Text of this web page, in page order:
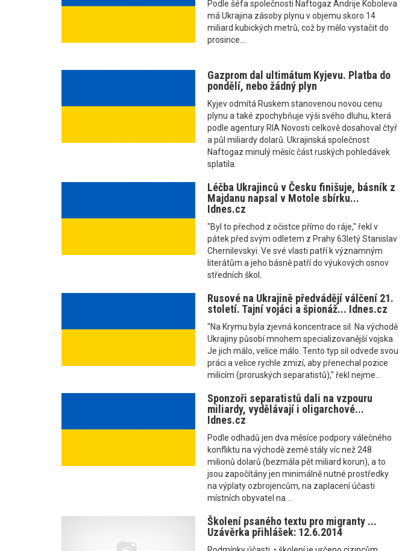
Podle šéfa společnosti Naftogaz Andrije Koboleva
má Ukrajina zásoby plynu v objemu skoro 14
miliard kubických metrů, což by mělo vystačit do
prosince...
Gazprom dal ultimátum Kyjevu. Platba do
pondělí, nebo žádný plyn
Kyjev odmítá Ruskem stanovenou novou cenu
plynu a také zpochybňuje výši svého dluhu, která
podle agentury RIA Novosti celkově dosahoval čtyř
a půl miliardy dolarů. Ukrajinská společnost
Naftogaz minulý měsíc část ruských pohledávek
splatila.
Léčba Ukrajinců v Česku finišuje, básník z
Majdanu napsal v Motole sbírku...
Idnes.cz
"Byl to přechod z očistce přímo do ráje," řekl v
pátek před svým odletem z Prahy 63letý Stanislav
Chernilevskyi. Ve své vlasti patří k významným
literátům a jeho básně patří do výukových osnov
středních škol.
Rusové na Ukrajině předvádějí válčení 21.
století. Tajní vojáci a špionáž... Idnes.cz
"Na Krymu byla zjevná koncentrace sil. Na východě
Ukrajiny působí mnohem specializovanější vojska.
Je jich málo, velice málo. Tento typ sil odvede svou
práci a velice rychle zmizí, aby přenechal pozice
milicím (proruských separatistů)," řekl nejme...
Sponzoři separatistů dali na vzpouru
miliardy, vydělávají i oligarchové...
Idnes.cz
Podle odhadů jen dva měsíce podpory válečného
konfliktu na východě země stály víc než 248
milionů dolarů (bezmála pět miliard korun), a to
jsou započítány jen minimálně nutné prostředky
na výplaty ozbrojencům, na zaplacení účasti
místních obyvatel na ...
Školení psaného textu pro migranty ...
Uzávěrka přihlášek: 12.6.2014